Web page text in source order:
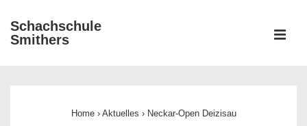
Zum
Inhalt
Schachschule
Smithers
Home › Aktuelles › Neckar-Open Deizisau